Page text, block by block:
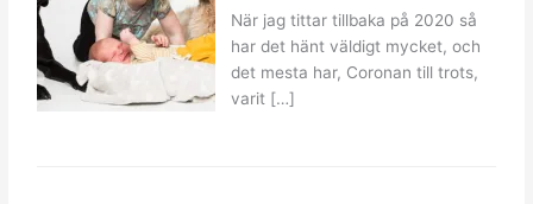
När jag tittar tillbaka på 2020 så
har det hänt väldigt mycket, och
det mesta har, Coronan till trots,
varit […]